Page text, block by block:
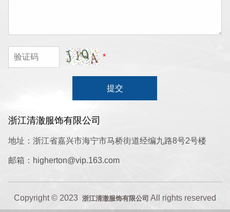
*
提交
浙江清澈服饰有限公司
地址：浙江省嘉兴市海宁市马桥街道经编九路8号2号楼
邮箱：higherton@vip.163.com
Copyright © 2023 浙江清澈服饰有限公司 All rights reserved